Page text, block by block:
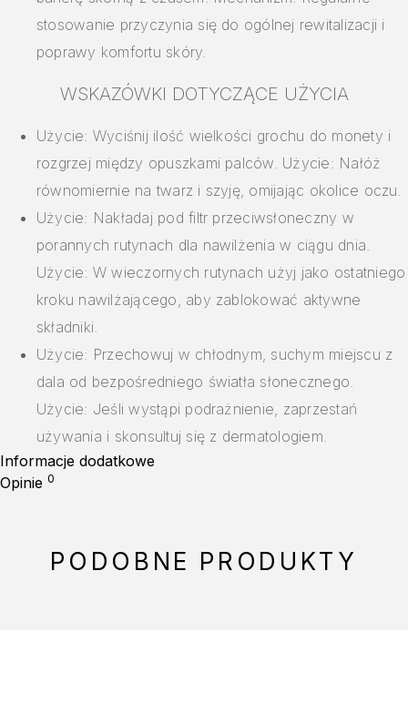
stosowanie przyczynia się do ogólnej rewitalizacji i
poprawy komfortu skóry.
WSKAZÓWKI DOTYCZĄCE UŻYCIA
Użycie: Wyciśnij ilość wielkości grochu do monety i
rozgrzej między opuszkami palców. Użycie: Nałóż
równomiernie na twarz i szyję, omijając okolice oczu.
Użycie: Nakładaj pod filtr przeciwsłoneczny w
porannych rutynach dla nawilżenia w ciągu dnia.
Użycie: W wieczornych rutynach użyj jako ostatniego
kroku nawilżającego, aby zablokować aktywne
składniki.
Użycie: Przechowuj w chłodnym, suchym miejscu z
dala od bezpośredniego światła słonecznego.
Użycie: Jeśli wystąpi podrażnienie, zaprzestań
używania i skonsultuj się z dermatologiem.
Informacje dodatkowe
Opinie 0
PODOBNE PRODUKTY